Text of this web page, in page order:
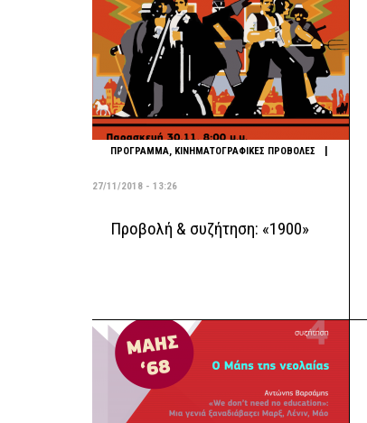
ΠΡΟΓΡΑΜΜΑ ΚΙΝΗΜΑΤΟΓΡΑΦΙΚΕΣ ΠΡΟΒΟΛΕΣ |
27/11/2018 - 13:26
Προβολή & συζήτηση: «1900»